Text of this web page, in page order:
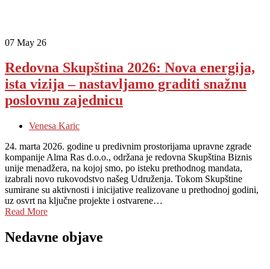
07 May 26
Redovna Skupština 2026: Nova energija,
ista vizija – nastavljamo graditi snažnu
poslovnu zajednicu
Venesa Karic
24. marta 2026. godine u predivnim prostorijama upravne zgrade
kompanije Alma Ras d.o.o., održana je redovna Skupština Biznis
unije menadžera, na kojoj smo, po isteku prethodnog mandata,
izabrali novo rukovodstvo našeg Udruženja. Tokom Skupštine
sumirane su aktivnosti i inicijative realizovane u prethodnoj godini,
uz osvrt na ključne projekte i ostvarene…
Read More
Nedavne objave